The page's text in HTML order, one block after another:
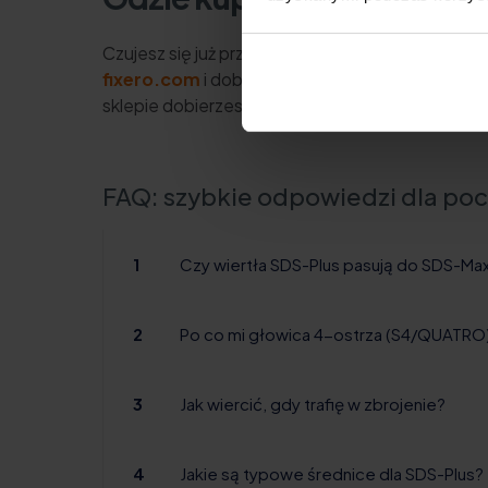
Czujesz się już przygotowany, żeby wiercić?
fixero.com i dobierz średnice pod swój projekt
sklepie dobierzesz opakowania i długości „od
FAQ: szybkie odpowiedzi dla
1 Czy wiertła SDS-Plus pasują do SDS-
2 Po co mi głowica 4-ostrza (S4/
3 Jak wiercić, gdy trafię w zbrojenie?
4 Jakie są typowe średnice dla SDS-Plus?